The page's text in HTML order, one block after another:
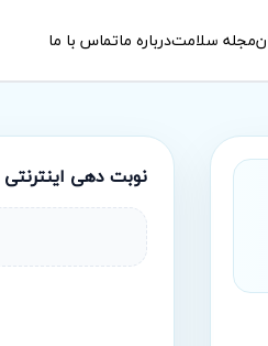
مجله سلامتدرباره ماتماس با ما
نوبت‌ دهی اینترنتی